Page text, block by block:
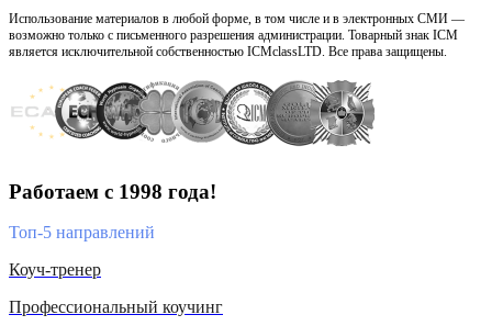
Использование материалов в любой форме, в том числе и в электронных СМИ —
возможно только с письменного разрешения администрации. Товарный знак ICM
является исключительной собственностью ICMclassLTD. Все права защищены.
Работаем с 1998 года!
Топ-5 направлений
Коуч-тренер
Профессиональный коучинг